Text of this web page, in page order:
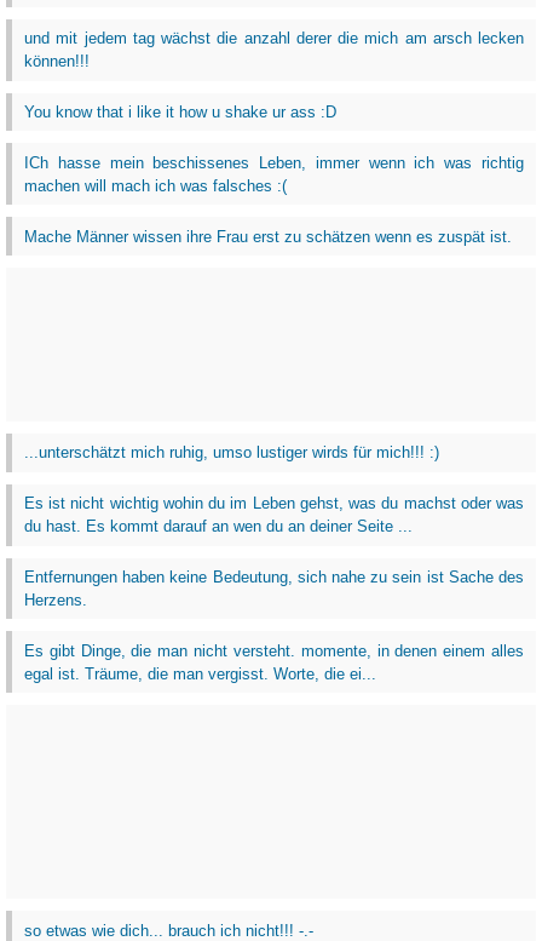
und mit jedem tag wächst die anzahl derer die mich am arsch lecken
können!!!
You know that i like it how u shake ur ass :D
ICh hasse mein beschissenes Leben, immer wenn ich was richtig
machen will mach ich was falsches :(
Mache Männer wissen ihre Frau erst zu schätzen wenn es zuspät ist.
...unterschätzt mich ruhig, umso lustiger wirds für mich!!! :)
Es ist nicht wichtig wohin du im Leben gehst, was du machst oder was
du hast. Es kommt darauf an wen du an deiner Seite ...
Entfernungen haben keine Bedeutung, sich nahe zu sein ist Sache des
Herzens.
Es gibt Dinge, die man nicht versteht. momente, in denen einem alles
egal ist. Träume, die man vergisst. Worte, die ei...
so etwas wie dich... brauch ich nicht!!! -.-